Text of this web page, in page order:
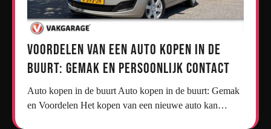
Voordelen van een Auto Kopen in de
Buurt: Gemak en Persoonlijk Contact
Auto kopen in de buurt Auto kopen in de buurt: Gemak
en Voordelen Het kopen van een nieuwe auto kan…